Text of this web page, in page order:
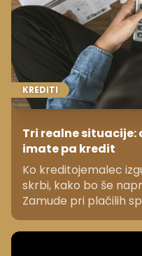
KREDITI
Tri realne situacije:
imate pa kredit
Ko kreditojemalec
skrbi, kako bo še
Zamude pri plačilih
začnejo z opomini in
izvršbo, vmes pa se